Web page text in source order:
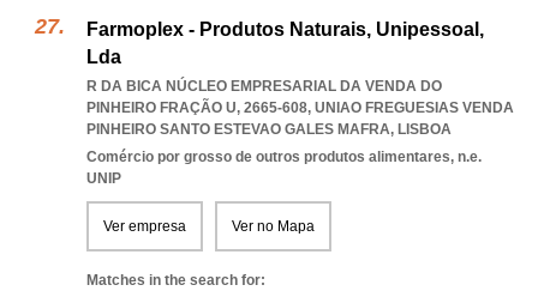
Farmoplex - Produtos Naturais, Unipessoal,
Lda
R DA BICA NÚCLEO EMPRESARIAL DA VENDA DO
PINHEIRO FRAÇÃO U, 2665-608, UNIAO FREGUESIAS VENDA
PINHEIRO SANTO ESTEVAO GALES MAFRA, LISBOA
Comércio por grosso de outros produtos alimentares, n.e.
UNIP
Ver empresa Ver no Mapa
Matches in the search for: